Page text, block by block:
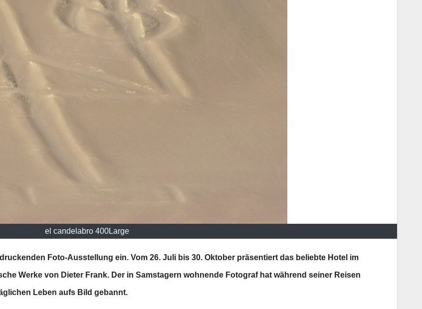
el candelabro 400Large
Foto-Ausstellung ein. Vom 26. Juli bis 30. Oktober präsentiert das beliebte Hotel im
Werke von Dieter Frank. Der in Samstagern wohnende Fotograf hat während seiner Reisen
Leben aufs Bild gebannt.